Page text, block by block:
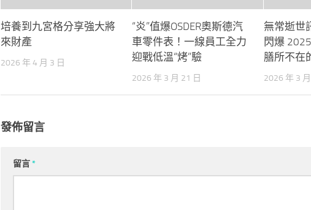
培養到九宮格分享強大將
來財產
2026 年 4 月 3 日
“炎”值爆OSDER奧斯德汽
車零件表！一線員工全力
迎戰低溫“烤”驗
2026 年 3 月 21 日
無常逝世
閃爆
膳所不在
2026 年 3
發佈留言
留言*